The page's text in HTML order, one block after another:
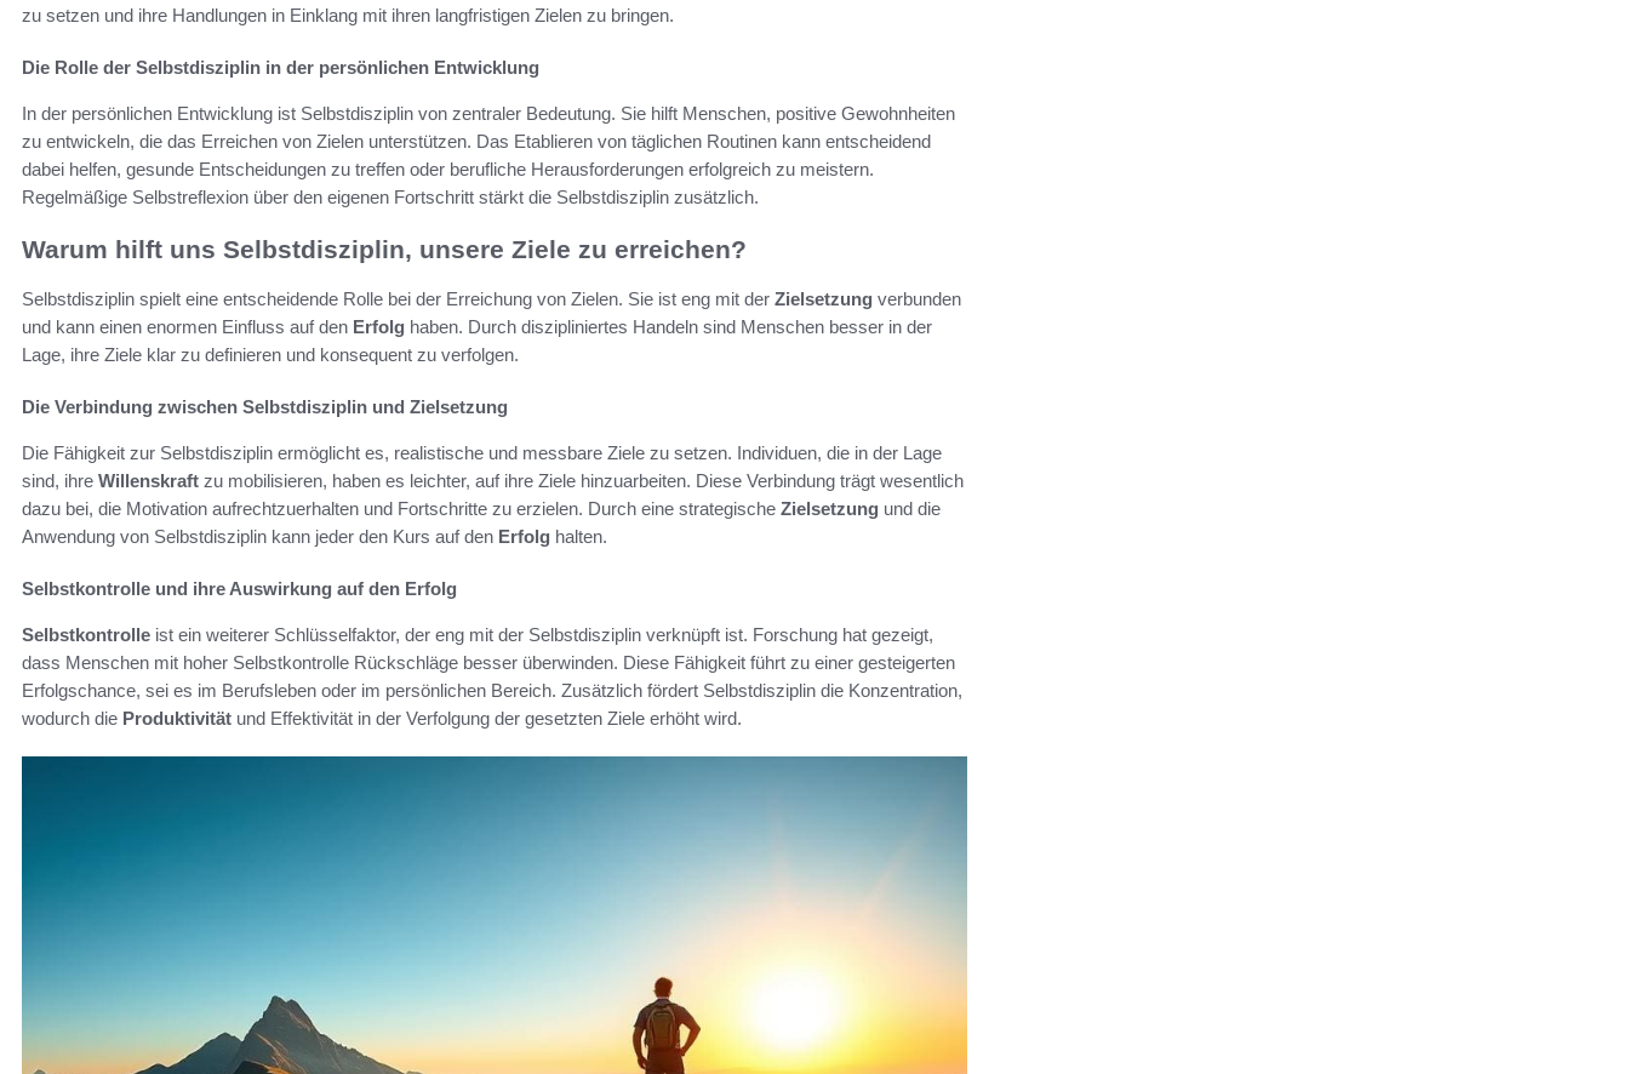
zu setzen und ihre Handlungen in Einklang mit ihren langfristigen Zielen zu bringen.
Die Rolle der Selbstdisziplin in der persönlichen Entwicklung
In der persönlichen Entwicklung ist Selbstdisziplin von zentraler Bedeutung. Sie hilft Menschen, positive Gewohnheiten
zu entwickeln, die das Erreichen von Zielen unterstützen. Das Etablieren von täglichen Routinen kann entscheidend
dabei helfen, gesunde Entscheidungen zu treffen oder berufliche Herausforderungen erfolgreich zu meistern.
Regelmäßige Selbstreflexion über den eigenen Fortschritt stärkt die Selbstdisziplin zusätzlich.
Warum hilft uns Selbstdisziplin, unsere Ziele zu erreichen?
Selbstdisziplin spielt eine entscheidende Rolle bei der Erreichung von Zielen. Sie ist eng mit der Zielsetzung verbunden
und kann einen enormen Einfluss auf den Erfolg haben. Durch diszipliniertes Handeln sind Menschen besser in der
Lage, ihre Ziele klar zu definieren und konsequent zu verfolgen.
Die Verbindung zwischen Selbstdisziplin und Zielsetzung
Die Fähigkeit zur Selbstdisziplin ermöglicht es, realistische und messbare Ziele zu setzen. Individuen, die in der Lage
sind, ihre Willenskraft zu mobilisieren, haben es leichter, auf ihre Ziele hinzuarbeiten. Diese Verbindung trägt wesentlich
dazu bei, die Motivation aufrechtzuerhalten und Fortschritte zu erzielen. Durch eine strategische Zielsetzung und die
Anwendung von Selbstdisziplin kann jeder den Kurs auf den Erfolg halten.
Selbstkontrolle und ihre Auswirkung auf den Erfolg
Selbstkontrolle ist ein weiterer Schlüsselfaktor, der eng mit der Selbstdisziplin verknüpft ist. Forschung hat gezeigt,
dass Menschen mit hoher Selbstkontrolle Rückschläge besser überwinden. Diese Fähigkeit führt zu einer gesteigerten
Erfolgschance, sei es im Berufsleben oder im persönlichen Bereich. Zusätzlich fördert Selbstdisziplin die Konzentration,
wodurch die Produktivität und Effektivität in der Verfolgung der gesetzten Ziele erhöht wird.